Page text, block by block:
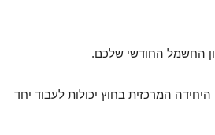
המרכזית בחוץ יכולות לעבוד יחד